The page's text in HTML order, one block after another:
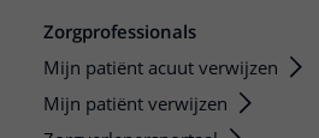
Zorgprofessionals
Mijn patiënt acuut verwijzen
Mijn patiënt verwijzen